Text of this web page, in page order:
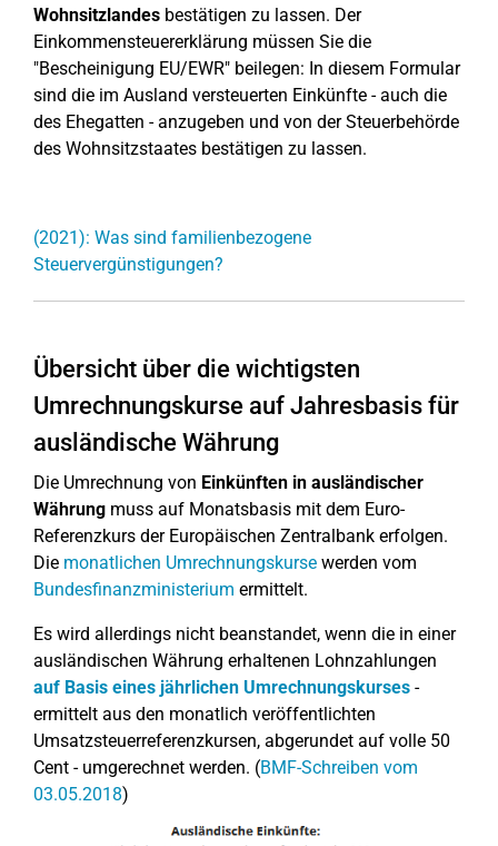
Wohnsitzlandes bestätigen zu lassen. Der
Einkommensteuererklärung müssen Sie die
"Bescheinigung EU/EWR" beilegen: In diesem Formular
sind die im Ausland versteuerten Einkünfte - auch die
des Ehegatten - anzugeben und von der Steuerbehörde
des Wohnsitzstaates bestätigen zu lassen.
(2021): Was sind familienbezogene
Steuervergünstigungen?
Übersicht über die wichtigsten
Umrechnungskurse auf Jahresbasis für
ausländische Währung
Die Umrechnung von Einkünften in ausländischer
Währung muss auf Monatsbasis mit dem Euro-
Referenzkurs der Europäischen Zentralbank erfolgen.
Die monatlichen Umrechnungskurse werden vom
Bundesfinanzministerium ermittelt.
Es wird allerdings nicht beanstandet, wenn die in einer
ausländischen Währung erhaltenen Lohnzahlungen
auf Basis eines jährlichen Umrechnungskurses -
ermittelt aus den monatlich veröffentlichten
Umsatzsteuerreferenzkursen, abgerundet auf volle 50
Cent - umgerechnet werden. (BMF-Schreiben vom
03.05.2018)